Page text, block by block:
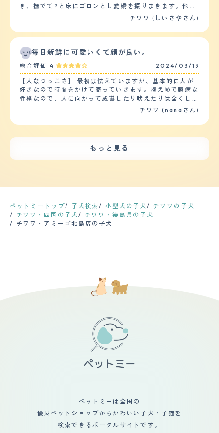
他の子たちの散歩時にリュックに入って外に出ます。 今
は自宅の庭をドッグランに作り直したので、天気の良い日
【お手入れ】 ロングなのでそれなりの毛の長さはありま
リミングに連れて行ったことはありません。 爪と肉球の
毛のカットはわたしがしています。 抜け毛についてです
が、これはかなり抜けています。 クッションなどはこま
めに゛コロコロ゛をかけないといけません。 今まで病気
をしたことも、疾患があると言われたこともありません。
とても健康です。 ただ、身体が小さいせいか、胸肉など
を多めに与えてしまうと便がゆるくなることがあるので、
しか本気で鳴かないので、「五月蝿いなぁ」と感じる時は
りすぎて、ホームセンターのペットコーナーを見て回るこ
とが多くなりました。 そんなある日、預りをしたチワワ
とそっくりなチワワを見つけました。 嬉しさのあまり、
るあまり困り果てることもあったが、3歳以降はかなり落
ち着いてくるというか、大興奮はしなくなってきた。
【しつけやすさ】 迎え入れてから5日程は慣れるために自
しつけをしていった。繰り返し短い言葉で命令し、上手く
できれば褒めるを繰り返すことで、割りと身につくのは早
かった気がする。散歩は、だいたい1.5kmくらい、20分
程度行うことが多い。できる日は少なめに2回行く感じ。
【お手入れ】 基本的には、毎日スリッカーブラシでのブ
ラッシングを行い、コームを使って毛玉がないかも確認し
ている。だいたい2日に1回くらいは、蒸しタオルで拭くよ
うにも。シャンプーは月に3~4回ほど、サロンでお願いし
ている。スムースではあるものの、抜け毛は意外と多く、
掃除機は毎日かけた上で、ラグなどのファブリック類には
まめにコロコロをかけるようにしている。カットは3ヶ月
ている。検診は年に1回、同じ時期に予約を入れている
が、今のところ問題はない。 【鳴き声】 外出先から戻っ
が多い。甘えたいときは不安なことがあるときには、クゥ
場合などは、警戒心から激しくキャンキャン鳴く。 【総
評】 成犬になってもあまりサイズが変わらず、ずっと小
さいままでいてくれること。頭のいい子なので、教えたこ
に掃除をしなければいけないのはネック。落ち込んで帰宅
した日などは、顔色や雰囲気で何かを察するのか、いつも
き、撫でて?と床にゴロンとし愛嬌を振りまきます。他の
ペットとは接するのがあまり得意ではないようで、ドッグ
ランに連れていっても地面をクンクン嗅ぐばかりで、交流
しようとはしません。しかし他の飼い主さんには誰にでも
は、きちんと相手を見分けて接していて、毛を引っ張られ
たり、追いかけてくる小さい子にはお腹を見せません。
【落ち着き】 愛犬は10歳と言う事もあり、普段落ち着い
ている事が多いです。興奮する場面は、おやつを貰える時
や来客があった時、外を散歩する犬を見かけた時です。特
におやつを貰えると分かったら時は、クルクル回ってお座
りして、を繰り返してヨダレを垂らします。 【しつけや
すさ】 チワワは他の犬種に比べて、しつけしやすい犬種
る際に「待て」「よし」など比較的簡単なものを行ってい
ます。散歩については、週2.3回で数十分ほど歩くように
す。皮脂が多くなりベタついてきた段階でシャンプーして
います。おしりと足の裏の毛は伸びるので、シャンプーの
際にカットしています。愛犬は10歳を超えましたが、健
が、「ダメ」と言うと、こちらに体を向け鳴くのを止めて
くれます。キンキン高い鳴き声ではなく、低い声で威嚇し
より嬉しい事でした。寂しさからか、壁をかじられたり、
自分のうんちを食べた事もありましたが根気強くしつけを
すると、それらの問題行動も収まっていきました。抜け毛
はかなりありますが、毛が絡まる事はあまりないので、手
入れの楽さもチワワの良さだと思います。愛嬌たっぷりで
人懐っこい所が愛犬の良い所です。
チワワ (しいさやさん)
毎日新鮮に可愛いくて顔が良い。
総合評価 4 2024/03/13
【人なつっこさ】 最初は怯えていますが、基本的に人が
好きなので時間をかけて寄っていきます。控えめで臆病な
性格なので、人に向かって威嚇したり吠えたりは全くしま
せん。ただ懐くまでに少し時間はかかります。 犬に対し
ては大抵相手が焦れて吠えられるか、突撃されて怯えてあ
まり仲良くなれません…。子供に対しては、近寄りたいけ
れてしまうこともしばしばあります。 【落ち着き】 基本
的には落ち着いています。はしゃぐ時とのんびりする時を
です。初めての場所だったりすると固まってしまいます
まりしていなかったのですが、勝手に自分でトイレを覚え
呼び戻しとお座りを覚えました。賢くて言葉もしっかり聞
いてくれるので、とても飼いやすいです。 散歩は季節に
ちゃり目なことに悩まされています。また涙やけがひど
く、鼻涙管洗浄も行ったのですが、元々腺が細いようで危
に投薬や検診必須ではないのですが、長生きをしてほしい
ので月1で健康診断へ連れて行っています。 【鳴き声】 全
く吠えないのですが、キューンとは鳴きます。遊んで欲し
い時や長時間待たせてしまった時、朝ごはんの時間になる
と鳴きます。声量は全く大きくないので、特に不快感がな
いため注意はしていません。多分「ワン」を知らないのだ
シャワーを浴びたことにより尋常じゃなく怯えて震えてい
ることに「だ、大丈夫！？」と思って心配でそこから3日
間ペットショップに通ったのがきっかけでした。迎え入れ
前後は、もともといつか犬を飼いたいなあと思っていたの
チワワ (nanaさん)
もっと見る
ペットミートップ 子犬検索 小型犬の子犬
チワワの子犬
チワワ・四国の子犬
チワワ・徳島県の子犬
チワワ・アミーゴ北島店の子犬
ペットミーは全国の
優良ペットショップからかわいい子犬・子猫を
検索できるポータルサイトです。